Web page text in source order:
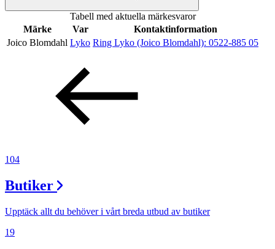
Inspiration
Presentkort
Tabell med aktuella märkesvaror
Märke
Var
Kontaktinformation
Joico Blomdahl Lyko Ring Lyko (Joico Blomdahl): 0522-885 05
104
Butiker
Upptäck allt du behöver i vårt breda utbud av butiker
19